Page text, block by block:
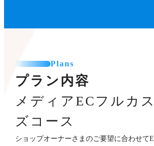
Plans
プラン内容
メディアECフルカ
ズコース
ショップオーナーさまのご要望に合わせて